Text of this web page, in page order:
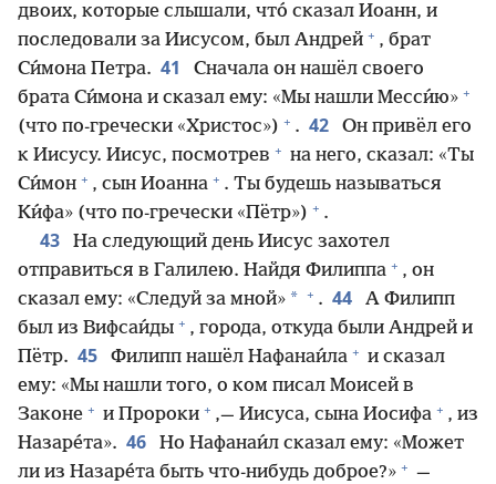
двоих, которые слышали, что́ сказал Иоанн, и
последовали за Иисусом, был Андрей + , брат
Си́мона Петра. 41
Сначала он нашёл своего
брата Си́мона и сказал ему: «Мы нашли Месси́ю» +
(что по-гречески «Христос») + . 42
Он привёл его
к Иисусу. Иисус, посмотрев + на него, сказал: «Ты
Си́мон + , сын Иоанна + . Ты будешь называться
Ки́фа» (что по-гречески «Пётр») + .
43
На следующий день Иисус захотел
отправиться в Галилею. Найдя Филиппа + , он
сказал ему: «Следуй за мной» * + . 44
А Филипп
был из Вифсаи́ды + , города, откуда были Андрей и
Пётр. 45 Филипп нашёл Нафанаи́ла + и сказал
ему: «Мы нашли того, о ком писал Моисей в
Законе + и Пророки + ,— Иисуса, сына Иосифа + , из
Назаре́та». 46
Но Нафанаи́л сказал ему: «Может
ли из Назаре́та быть что-нибудь доброе?» + —